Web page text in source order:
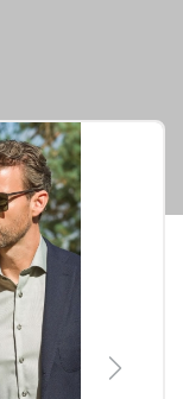
Next